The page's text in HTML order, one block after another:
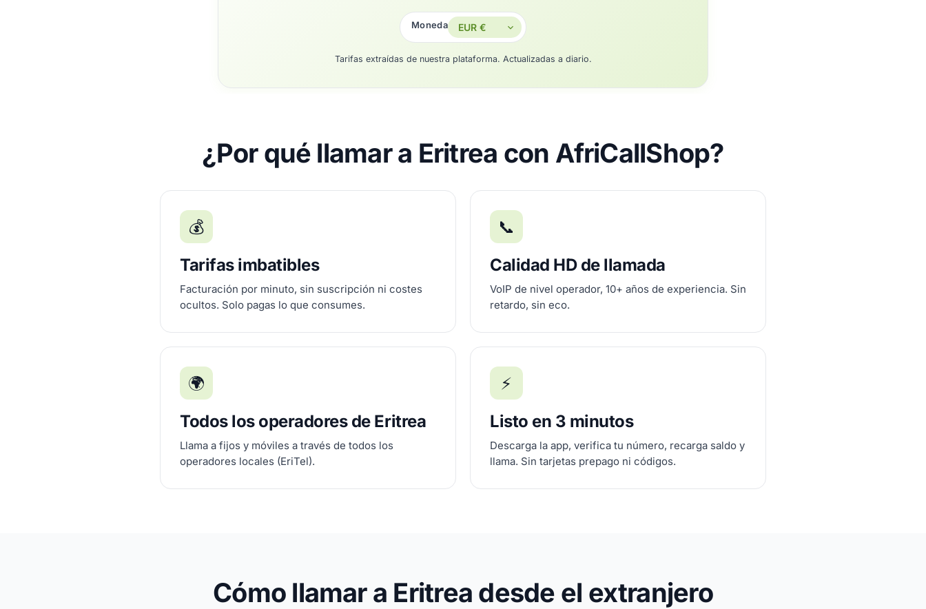
Moneda
Tarifas extraídas de nuestra plataforma. Actualizadas a diario.
¿Por qué llamar a Eritrea con AfriCallShop?
💰
Tarifas imbatibles
Facturación por minuto, sin suscripción ni costes
ocultos. Solo pagas lo que consumes.
📞
Calidad HD de llamada
VoIP de nivel operador, 10+ años de experiencia. Sin
retardo, sin eco.
🌍
Todos los operadores de Eritrea
Llama a fijos y móviles a través de todos los
operadores locales (EriTel).
⚡
Listo en 3 minutos
Descarga la app, verifica tu número, recarga saldo y
llama. Sin tarjetas prepago ni códigos.
Cómo llamar a Eritrea desde el extranjero